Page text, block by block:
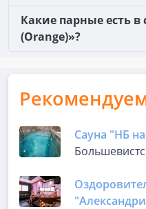
Какие парные есть
(Orange)»?
Сауна "НБ